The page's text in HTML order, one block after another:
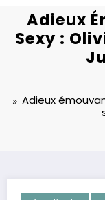
Adieux
Sexy :
Adieux